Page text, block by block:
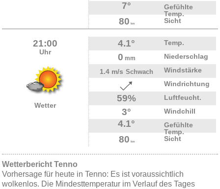
7°
Gefühlte
Temp.
80 km Sicht
21:00
Uhr
Wetter
4.1° Temp.
0 mm
Niederschlag
1.4 m/s Schwach
Windstärke
Windrichtung
59% Luftfeucht.
3° Windchill
4.1°
Gefühlte
Temp.
80 km Sicht
Wetterbericht Tenno
Vorhersage für heute in Tenno: Es ist voraussichtlich
wolkenlos. Die Mindesttemperatur im Verlauf des Tages